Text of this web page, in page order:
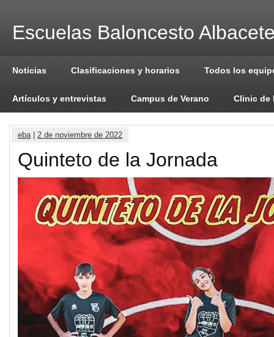
Escuelas Baloncesto
Noticias Clasificaciones y horarios Todos los
Artículos y entrevistas Campus de Verano Clinic de
eba| 2 de noviembre de 2022
Quinteto de la Jornada